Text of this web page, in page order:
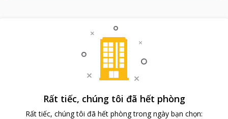
Rất tiếc, chúng tôi đã hết phòng
Rất tiếc, chúng tôi đã hết phòng trong ngày bạn chọn: